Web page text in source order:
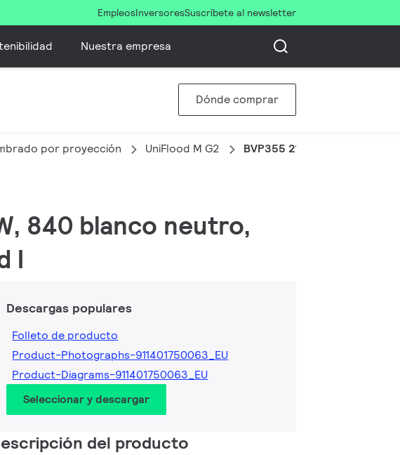
EmpleosInversoresSuscríbete al newsletter
Nuestra empresa
Dónde comprar
por proyección UniFlood M G2 BVP355 216LED 40K 220V
840 blanco neutro,
I
Descargas populares
Folleto de producto
Product-Photographs-911401750063_EU
Product-Diagrams-911401750063_EU
Seleccionar y descargar
del producto